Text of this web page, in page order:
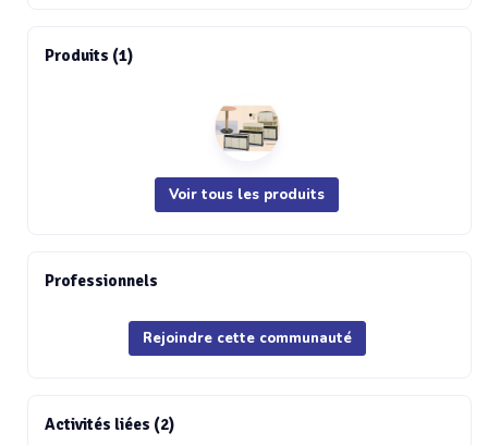
Produits (1)
Voir tous les produits
Professionnels
Rejoindre cette communauté
Activités liées (2)